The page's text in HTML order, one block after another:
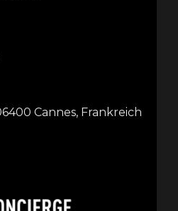
Cannes, Frankreich